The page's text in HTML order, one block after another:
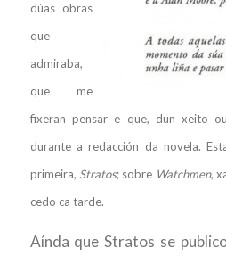
dúas obras
que
admiraba,
que me
fixeran pensar e que, dun xeito
durante a redacción da novela.
primeira, Stratos; sobre Watchmen,
cedo ca tarde.
Aínda que Stratos se